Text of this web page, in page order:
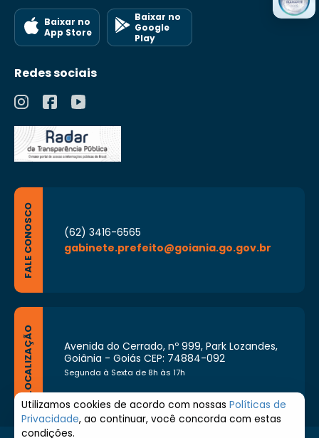
Baixar no
App Store
Baixar no
Google
Play
Redes sociais
FALE CONOSCO
(62) 3416-6565
gabinete.prefeito@goiania.go.gov.br
LOCALIZAÇÃO
Avenida do Cerrado, nº 999, Park Lozandes,
Goiânia - Goiás CEP: 74884-092
Segunda à Sexta de 8h às 17h
Utilizamos cookies de acordo com nossas Políticas de
Privacidade, ao continuar, você concorda com estas
condições.